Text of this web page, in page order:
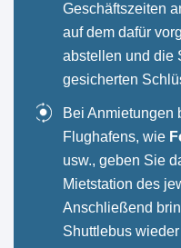
Geschäftszeiten
auf dem dafür
abstellen und die
gesicherten
Bei Anmietungen
Flughafens, wie
usw., geben Sie
Mietstation des
Anschließend
Shuttlebus